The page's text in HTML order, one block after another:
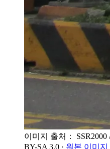
이미지 출처： SSR2000
BY-SA 3.0 · 원본 이미지